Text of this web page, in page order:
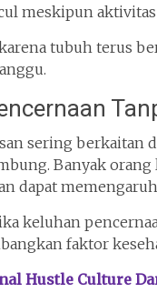
meskipun
tubuh terus
sering berkaitan
Banyak
dapat
keluhan
faktor
Hustle Culture